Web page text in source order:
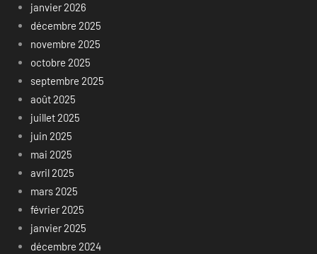
janvier 2026
décembre 2025
novembre 2025
octobre 2025
septembre 2025
août 2025
juillet 2025
juin 2025
mai 2025
avril 2025
mars 2025
février 2025
janvier 2025
décembre 2024